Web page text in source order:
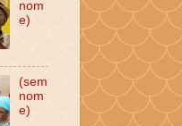
nom
e)
(sem
nom
e)